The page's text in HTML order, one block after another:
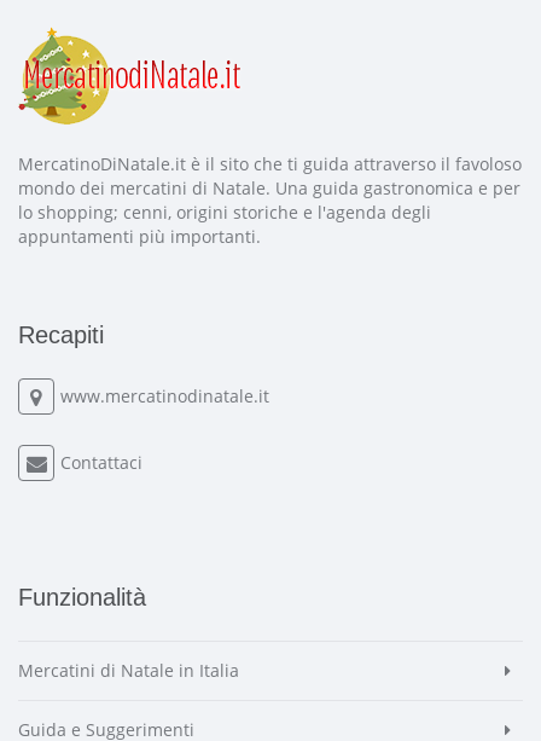
MercatinoDiNatale.it è il sito che ti guida attraverso il favoloso
mondo dei mercatini di Natale. Una guida gastronomica e per
lo shopping; cenni, origini storiche e l'agenda degli
appuntamenti più importanti.
Recapiti
www.mercatinodinatale.it
Contattaci
Funzionalità
Mercatini di Natale in Italia
Guida e Suggerimenti